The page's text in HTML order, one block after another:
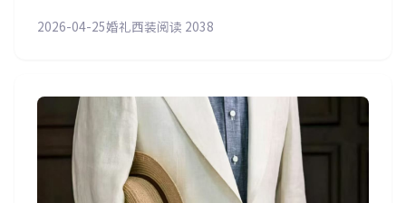
方案，以及伴郎团如何与新郎颜色协调又不抢风头。
2026-04-25婚礼西装阅读 2038